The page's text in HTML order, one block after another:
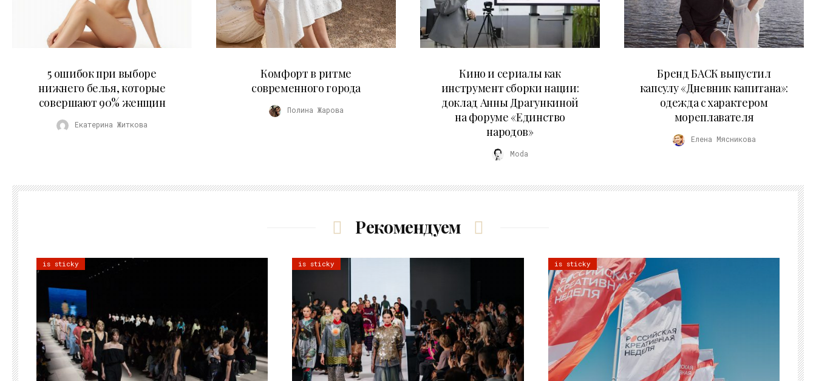
5 ошибок при выборе
нижнего белья, которые
совершают 90% женщин
Екатерина Житкова
Комфорт в ритме
современного города
Полина Жарова
Кино и сериалы как
инструмент сборки нации:
доклад Анны Драгункиной
на форуме «Единство
народов»
Moda
Бренд БАСК выпустил
капсулу «Дневник капитана»:
одежда с характером
мореплавателя
Елена Мясникова
Рекомендуем
is sticky is sticky is sticky